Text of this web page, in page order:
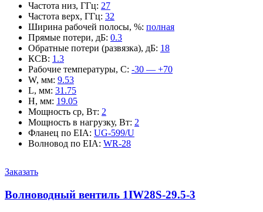
Частота низ, ГГц: 27
Частота верх, ГГц: 32
Ширина рабочей полосы, %: полная
Прямые потери, дБ: 0.3
Обратные потери (развязка), дБ: 18
КСВ: 1.3
Рабочие температуры, С: -30 — +70
W, мм: 9.53
L, мм: 31.75
H, мм: 19.05
Мощность ср, Вт: 2
Мощность в нагрузку, Вт: 2
Фланец по EIA: UG-599/U
Волновод по EIA: WR-28
Заказать
Волноводный вентиль 1IW28S-29.5-3